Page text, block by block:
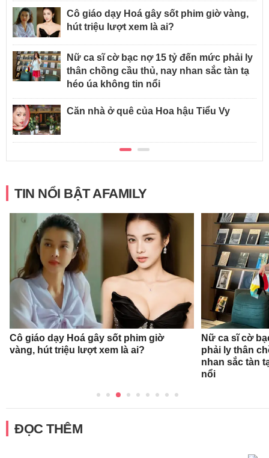
Cô giáo dạy Hoá gây sốt phim giờ vàng,
hút triệu lượt xem là ai?
Nữ ca sĩ cờ bạc nợ 15 tỷ đến mức phải ly
thân chồng cầu thủ, nay nhan sắc tàn tạ
héo úa không tin nổi
Căn nhà ở quê của Hoa hậu Tiểu Vy
TIN NỔI BẬT AFAMILY
Cô giáo dạy Hoá gây sốt phim giờ
vàng, hút triệu lượt xem là ai?
Nữ ca sĩ cờ
phải ly thân
nhan sắc tàn
nổi
ĐỌC THÊM